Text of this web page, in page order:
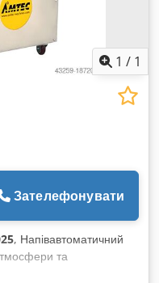
1 / 1
Зателефонувати
, Напівавтоматичний
та
лотка може бути